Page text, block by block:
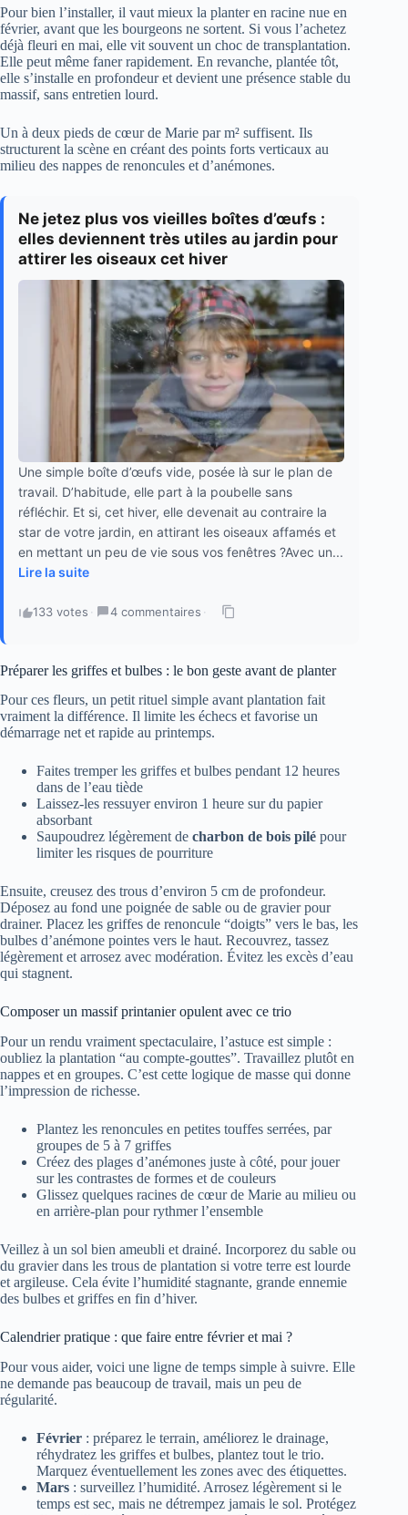
Pour bien l’installer, il vaut mieux la planter en racine nue en
février, avant que les bourgeons ne sortent. Si vous l’achetez
déjà fleuri en mai, elle vit souvent un choc de transplantation.
Elle peut même faner rapidement. En revanche, plantée tôt,
elle s’installe en profondeur et devient une présence stable du
massif, sans entretien lourd.
Un à deux pieds de cœur de Marie par m² suffisent. Ils
structurent la scène en créant des points forts verticaux au
milieu des nappes de renoncules et d’anémones.
Ne jetez plus vos vieilles boîtes d’œufs :
elles deviennent très utiles au jardin pour
attirer les oiseaux cet hiver
Une simple boîte d’œufs vide, posée là sur le plan de
travail. D’habitude, elle part à la poubelle sans
réfléchir. Et si, cet hiver, elle devenait au contraire la
star de votre jardin, en attirant les oiseaux affamés et
en mettant un peu de vie sous vos fenêtres ?Avec un...
Lire la suite
133 votes · 4 commentaires ·
Préparer les griffes et bulbes : le bon geste avant de planter
Pour ces fleurs, un petit rituel simple avant plantation fait
vraiment la différence. Il limite les échecs et favorise un
démarrage net et rapide au printemps.
Faites tremper les griffes et bulbes pendant 12 heures
dans de l’eau tiède
Laissez-les ressuyer environ 1 heure sur du papier
absorbant
Saupoudrez légèrement de charbon de bois pilé pour
limiter les risques de pourriture
Ensuite, creusez des trous d’environ 5 cm de profondeur.
Déposez au fond une poignée de sable ou de gravier pour
drainer. Placez les griffes de renoncule “doigts” vers le bas, les
bulbes d’anémone pointes vers le haut. Recouvrez, tassez
légèrement et arrosez avec modération. Évitez les excès d’eau
qui stagnent.
Composer un massif printanier opulent avec ce trio
Pour un rendu vraiment spectaculaire, l’astuce est simple :
oubliez la plantation “au compte-gouttes”. Travaillez plutôt en
nappes et en groupes. C’est cette logique de masse qui donne
l’impression de richesse.
Plantez les renoncules en petites touffes serrées, par
groupes de 5 à 7 griffes
Créez des plages d’anémones juste à côté, pour jouer
sur les contrastes de formes et de couleurs
Glissez quelques racines de cœur de Marie au milieu ou
en arrière-plan pour rythmer l’ensemble
Veillez à un sol bien ameubli et drainé. Incorporez du sable ou
du gravier dans les trous de plantation si votre terre est lourde
et argileuse. Cela évite l’humidité stagnante, grande ennemie
des bulbes et griffes en fin d’hiver.
Calendrier pratique : que faire entre février et mai ?
Pour vous aider, voici une ligne de temps simple à suivre. Elle
ne demande pas beaucoup de travail, mais un peu de
régularité.
Février : préparez le terrain, améliorez le drainage,
réhydratez les griffes et bulbes, plantez tout le trio.
Marquez éventuellement les zones avec des étiquettes.
Mars : surveillez l’humidité. Arrosez légèrement si le
temps est sec, mais ne détrempez jamais le sol. Protégez